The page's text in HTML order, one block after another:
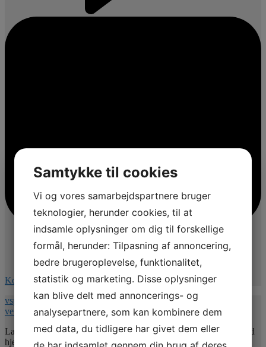
Kommentér på Facebook
vspnet.dk/erfa-moede-for-oplaeringsansvarlige-paa-
veterinaersygeplejerske-uddannelsen/
Lad mig uddybe indholdet 💚. Jeg vil give jer nogle værktøjer med
hjem så undertitlen er : Hvordan uddannelsesansvarlige kan bruge
Samtykke til cookies
Vi og vores samarbejdspartnere bruger
teknologier, herunder cookies, til at
indsamle oplysninger om dig til forskellige
formål, herunder: Tilpasning af annoncering,
bedre brugeroplevelse, funktionalitet,
statistik og marketing. Disse oplysninger
kan blive delt med annoncerings- og
analysepartnere, som kan kombinere dem
med data, du tidligere har givet dem eller